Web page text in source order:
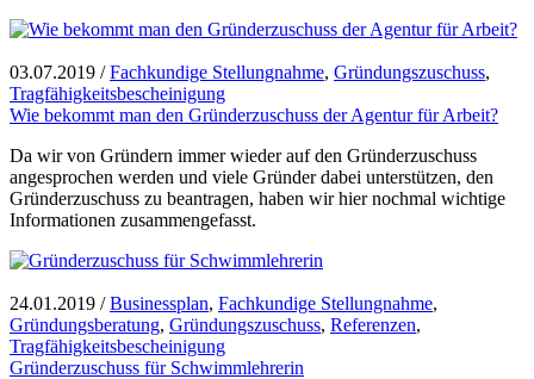
03.07.2019 /Fachkundige Stellungnahme, Gründungszuschuss,
Tragfähigkeitsbescheinigung
Wie bekommt man den Gründerzuschuss der Agentur für Arbeit?
Da wir von Gründern immer wieder auf den Gründerzuschuss
angesprochen werden und viele Gründer dabei unterstützen, den
Gründerzuschuss zu beantragen, haben wir hier nochmal wichtige
Informationen zusammengefasst.
24.01.2019 /Businessplan, Fachkundige Stellungnahme,
Gründungsberatung, Gründungszuschuss, Referenzen,
Tragfähigkeitsbescheinigung
Gründerzuschuss für Schwimmlehrerin